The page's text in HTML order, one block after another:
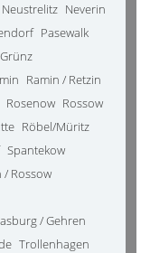
Neustrelitz Neverin
Pasewalk
Ramin / Retzin
Rosenow Rossow
Röbel/Müritz
Spantekow
/ Rossow
/ Gehren
Trollenhagen